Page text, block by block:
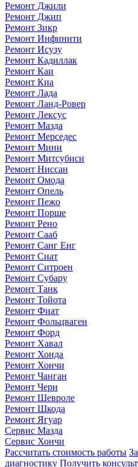
Ремонт Джили
Ремонт Джип
Ремонт Зикр
Ремонт Инфинити
Ремонт Исузу
Ремонт Кадиллак
Ремонт Каи
Ремонт Киа
Ремонт Лада
Ремонт Ланд-Ровер
Ремонт Лексус
Ремонт Мазда
Ремонт Мерседес
Ремонт Мини
Ремонт Митсубиси
Ремонт Ниссан
Ремонт Омода
Ремонт Опель
Ремонт Пежо
Ремонт Порше
Ремонт Рено
Ремонт Сааб
Ремонт Санг Енг
Ремонт Сиат
Ремонт Ситроен
Ремонт Субару
Ремонт Танк
Ремонт Тойота
Ремонт Фиат
Ремонт Фольцваген
Ремонт Форд
Ремонт Хавал
Ремонт Хонда
Ремонт Хончи
Ремонт Чанган
Ремонт Чери
Ремонт Шевроле
Ремонт Шкода
Ремонт Ягуар
Сервис Мазда
Сервис Хончи
Рассчитать стоимость работы
диагностику Получить